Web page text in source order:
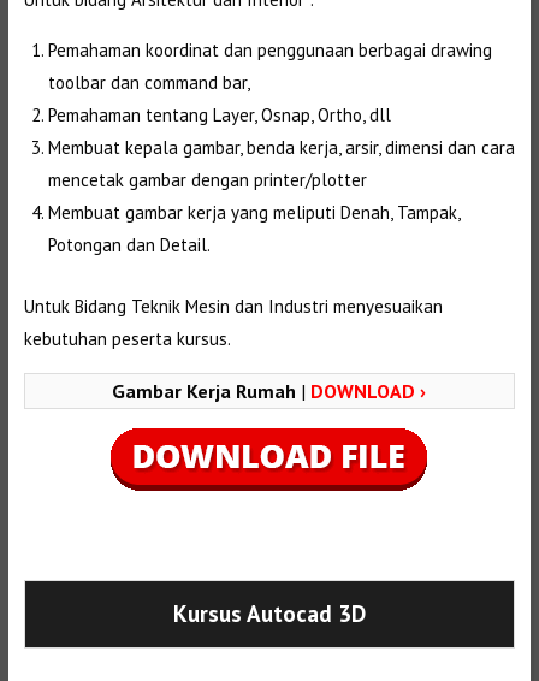
Pemahaman koordinat dan penggunaan berbagai drawing
toolbar dan command bar,
Pemahaman tentang Layer, Osnap, Ortho, dll
Membuat kepala gambar, benda kerja, arsir, dimensi dan cara
mencetak gambar dengan printer/plotter
Membuat gambar kerja yang meliputi Denah, Tampak,
Potongan dan Detail.
Untuk Bidang Teknik Mesin dan Industri menyesuaikan
kebutuhan peserta kursus.
Gambar Kerja Rumah | DOWNLOAD ›
Kursus Autocad 3D